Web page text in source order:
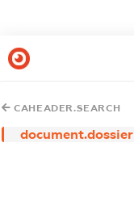
CAHEADER.SEARCH
document.dossier